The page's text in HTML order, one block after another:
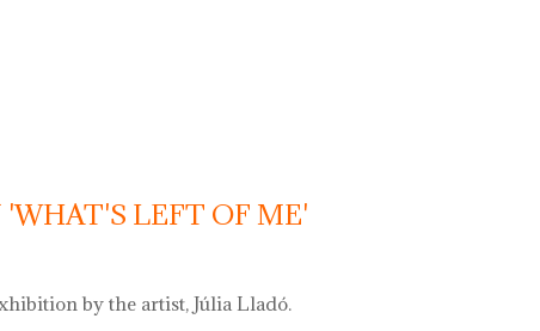
font'
LEFT OF ME'
by the artist, Júlia Lladó.